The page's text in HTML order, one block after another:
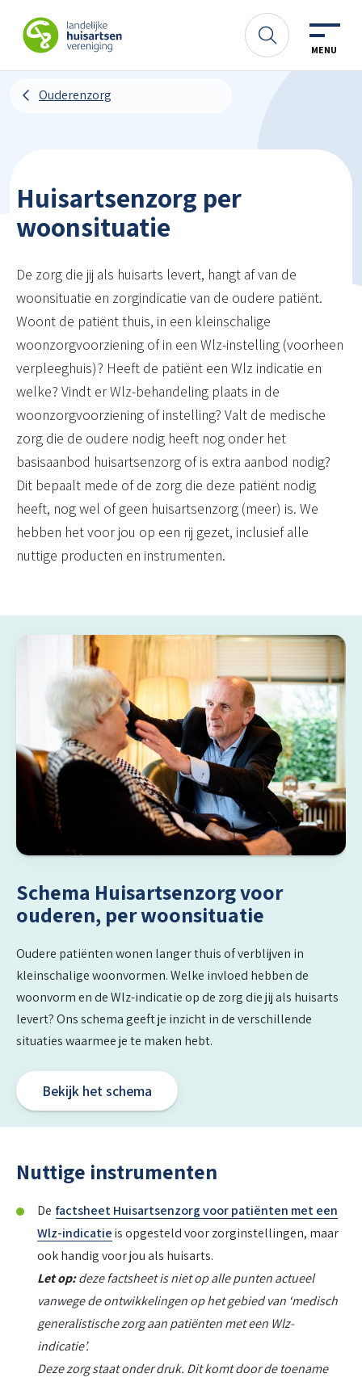
LHV
MENU
Zoeken
Ouderenzorg
Huisartsenzorg per
woonsituatie
De zorg die jij als huisarts levert, hangt af van de
woonsituatie en zorgindicatie van de oudere patiënt.
Woont de patiënt thuis, in een kleinschalige
woonzorgvoorziening of in een Wlz-instelling (voorheen
verpleeghuis)? Heeft de patiënt een Wlz indicatie en
welke? Vindt er Wlz-behandeling plaats in de
woonzorgvoorziening of instelling? Valt de medische
zorg die de oudere nodig heeft nog onder het
basisaanbod huisartsenzorg of is extra aanbod nodig?
Dit bepaalt mede of de zorg die deze patiënt nodig
heeft, nog wel of geen huisartsenzorg (meer) is. We
hebben het voor jou op een rij gezet, inclusief alle
nuttige producten en instrumenten.
Schema Huisartsenzorg voor
ouderen, per woonsituatie
Oudere patiënten wonen langer thuis of verblijven in
kleinschalige woonvormen. Welke invloed hebben de
woonvorm en de Wlz-indicatie op de zorg die jij als huisarts
levert? Ons schema geeft je inzicht in de verschillende
situaties waarmee je te maken hebt.
Bekijk het schema
Nuttige instrumenten
De factsheet Huisartsenzorg voor patiënten met een
Wlz-indicatieis opgesteld voor zorginstellingen, maar
ook handig voor jou als huisarts.
Let op:deze factsheet is niet op alle punten actueel
vanwege de ontwikkelingen op het gebied van ‘medisch
generalistische zorg aan patiënten met een Wlz-
indicatie’.
Deze zorg staat onder druk. Dit komt door de toename